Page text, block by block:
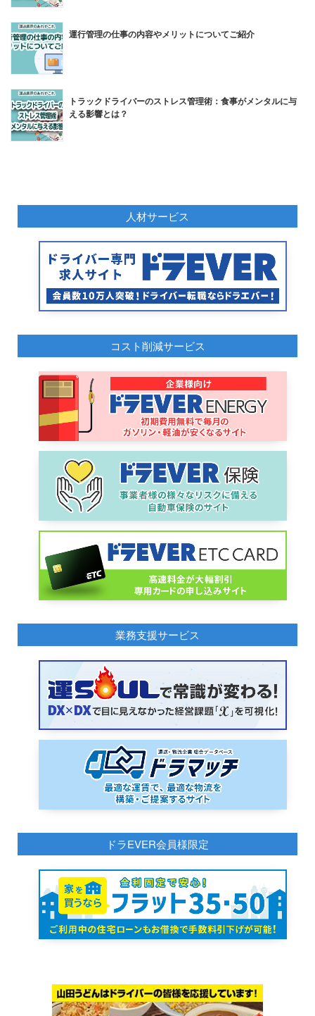
運行管理の仕事の内容やメリットについてご紹介
トラックドライバーのストレス管理術：食事がメンタルに与
える影響とは？
人材サービス
コスト削減サービス
業務支援サービス
ドラEVER会員様限定